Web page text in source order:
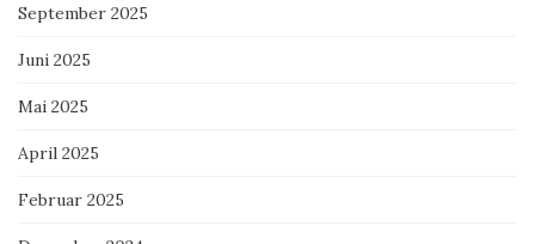
September 2025
Juni 2025
Mai 2025
April 2025
Februar 2025